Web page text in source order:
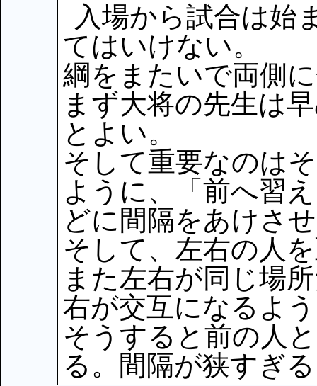
入場から試合は始
てはいけない。
綱をまたいで両側
まず大将の先生は
とよい。
そして重要なのは
ように、「前へ習
どに間隔をあけさ
そして、左右の人
また左右が同じ場
右が交互になるよ
そうすると前の人
る。間隔が狭すぎ